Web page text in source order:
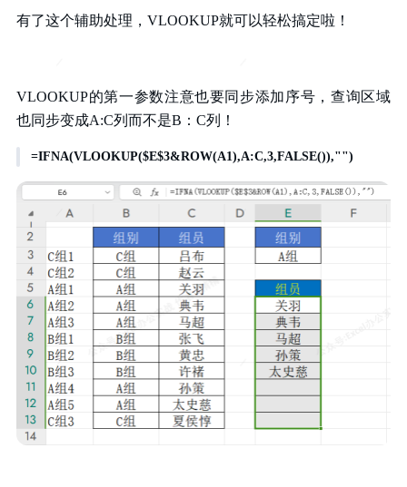
有了这个辅助处理，VLOOKUP就可以轻松搞定啦！
VLOOKUP的第一参数注意也要同步添加序号，查询区域
也同步变成A:C列而不是B：C列！
=IFNA(VLOOKUP($E$3&ROW(A1),A:C,3,FALSE()),"")